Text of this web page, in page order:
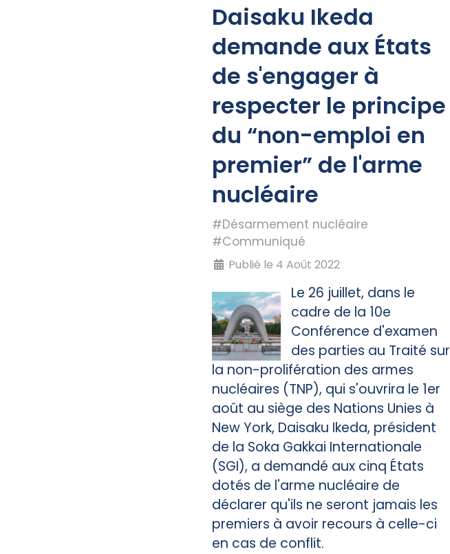
Daisaku Ikeda
demande aux États
de s'engager à
respecter le principe
du “non-emploi en
premier” de l'arme
nucléaire
#Désarmement nucléaire
#Communiqué
Publié le 4 Août 2022
Le 26 juillet, dans le
cadre de la 10e
Conférence d'examen
des parties au Traité sur
la non-prolifération des armes
nucléaires (TNP), qui s'ouvrira le 1er
août au siège des Nations Unies à
New York, Daisaku Ikeda, président
de la Soka Gakkai Internationale
(SGI), a demandé aux cinq États
dotés de l'arme nucléaire de
déclarer qu'ils ne seront jamais les
premiers à avoir recours à celle-ci
en cas de conflit.